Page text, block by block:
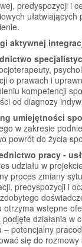
predyspozycji i
aktywnej
o prawach i
kompetencji
od diagnozy
umiejętności
w zakresie
powrót do życia
pracy -
udziału w
proces zmiany
predyspozycji i
otrzyma wstępne
podjęte działania w
– potencjalny
się do